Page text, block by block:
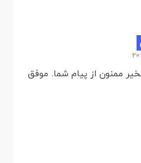
ممنون از پیام شما. موفق